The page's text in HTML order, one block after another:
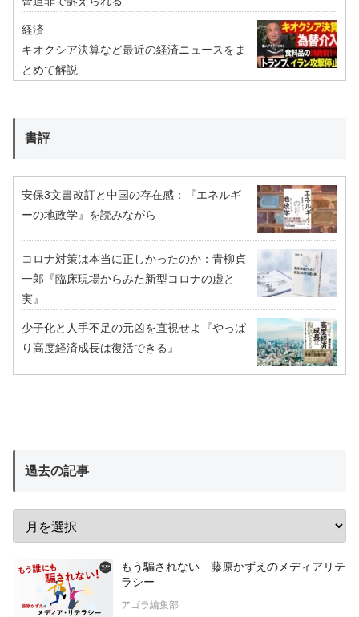
経済
キオクシア決算など最近の経済ニュースをま
とめて解説
書評
安保3文書改訂と中国の存在感：『エネルギ
ーの地政学』を読みながら
コロナ対策は本当に正しかったのか：青柳貞
一郎『臨床現場からみた新型コロナの虚と
実』
少子化と人手不足の元凶を直視せよ『やっぱ
り高度経済成長は復活できる』
過去の記事
もう騙されない 藤原かずえのメディアリテ
ラシー
アゴラ編集部